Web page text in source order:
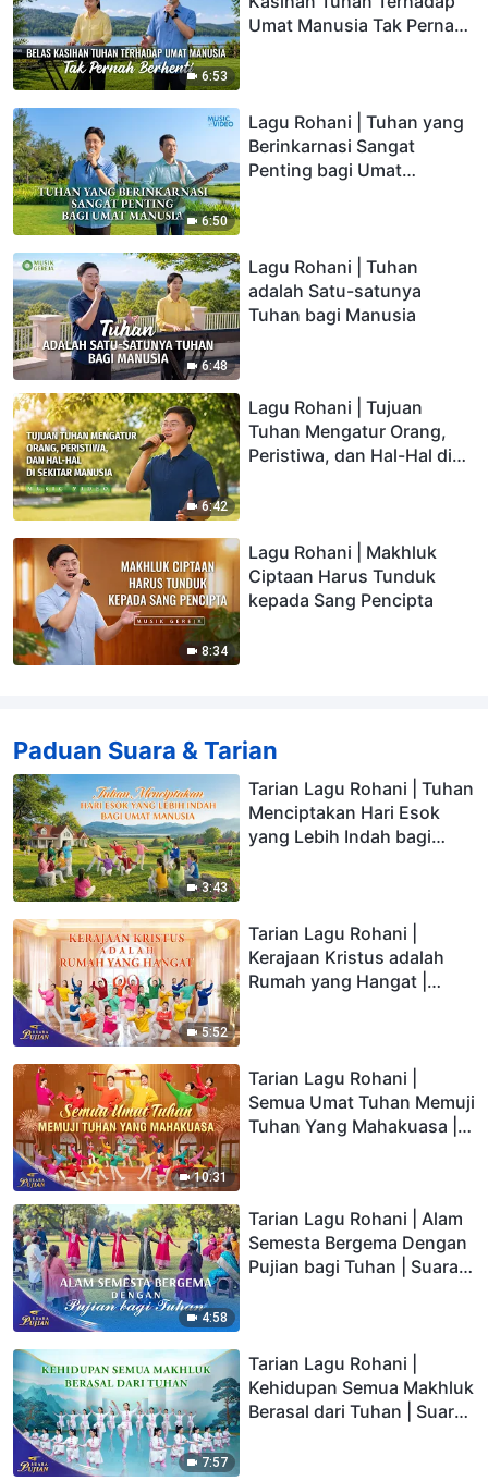
6:53
Umat Manusia Tak Pernah
6:50
Lagu Rohani | Tuhan yang
Berinkarnasi Sangat
Penting bagi Umat
6:48
Lagu Rohani | Tuhan
adalah Satu-satunya
Tuhan bagi Manusia
6:42
Lagu Rohani | Tujuan
Tuhan Mengatur Orang,
Peristiwa, dan Hal-Hal di
8:34
Lagu Rohani | Makhluk
Ciptaan Harus Tunduk
kepada Sang Pencipta
Paduan Suara & Tarian
3:43
Tarian Lagu Rohani | Tuhan
Menciptakan Hari Esok
yang Lebih Indah bagi
5:52
Tarian Lagu Rohani |
Kerajaan Kristus adalah
Rumah yang Hangat |
10:31
Tarian Lagu Rohani |
Semua Umat Tuhan Memuji
Tuhan Yang Mahakuasa |
4:58
Tarian Lagu Rohani | Alam
Semesta Bergema Dengan
Pujian bagi Tuhan | Suara
7:57
Tarian Lagu Rohani |
Kehidupan Semua Makhluk
Berasal dari Tuhan | Suara